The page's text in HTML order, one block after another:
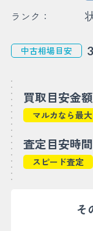
ランク：
中古相場目安
買取目安金額
マルカなら最大
査定目安時間
スピード査定
そ